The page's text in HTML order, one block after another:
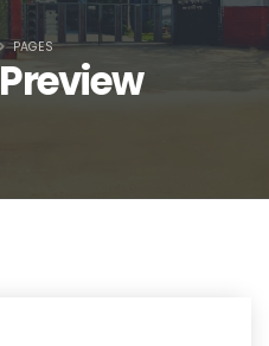
Preview
PAGES